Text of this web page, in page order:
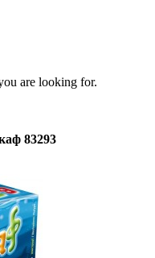
are looking for.
83293